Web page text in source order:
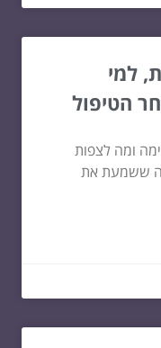
למי
הטיפול
ומה לצפות
ששמעת את